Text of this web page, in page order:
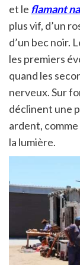
et le flamant
plus vif, d’un
d’un bec noir.
les premiers
quand les
nerveux. Sur
déclinent une
ardent,
la lumière.